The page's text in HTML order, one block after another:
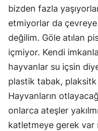
bizden fazla
etmiyorlar da çevreye
değilim. Göle atılan
içmiyor. Kendi
hayvanlar su içsin
plastik tabak,
Hayvanların
onlarca ateşler
katletmeye gerek var